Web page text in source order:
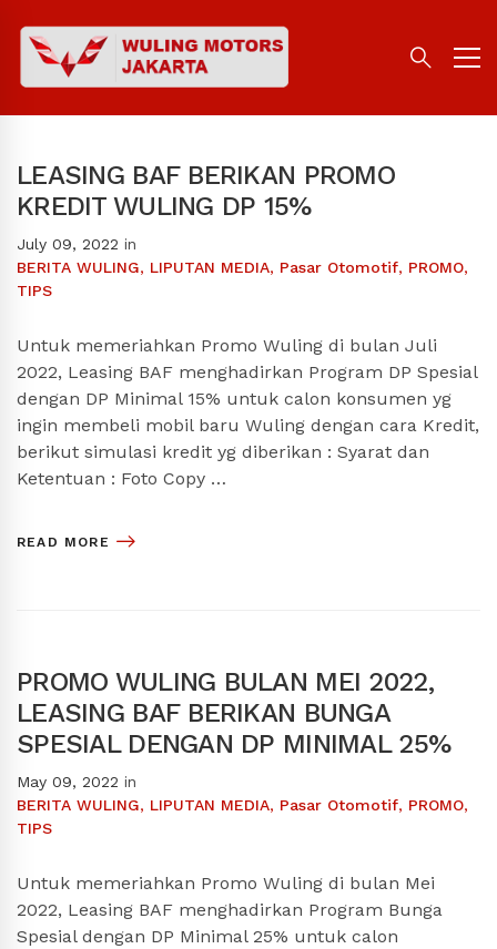
LEASING BAF BERIKAN PROMO
KREDIT WULING DP 15%
July 09, 2022 in
BERITA WULING, LIPUTAN MEDIA, Pasar Otomotif, PROMO,
TIPS
Untuk memeriahkan Promo Wuling di bulan Juli
2022, Leasing BAF menghadirkan Program DP Spesial
dengan DP Minimal 15% untuk calon konsumen yg
ingin membeli mobil baru Wuling dengan cara Kredit,
berikut simulasi kredit yg diberikan : Syarat dan
Ketentuan : Foto Copy …
READ MORE
PROMO WULING BULAN MEI 2022,
LEASING BAF BERIKAN BUNGA
SPESIAL DENGAN DP MINIMAL 25%
May 09, 2022 in
BERITA WULING, LIPUTAN MEDIA, Pasar Otomotif, PROMO,
TIPS
Untuk memeriahkan Promo Wuling di bulan Mei
2022, Leasing BAF menghadirkan Program Bunga
Spesial dengan DP Minimal 25% untuk calon